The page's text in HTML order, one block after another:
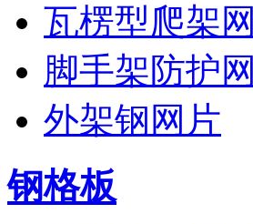
瓦楞型爬架网
脚手架防护网
外架钢网片
钢格板